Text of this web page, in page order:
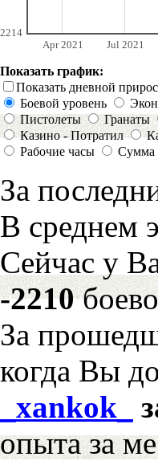
Apr 2021 Jul 2021
2214
Показать график:
Показать дневной
Боевой уровень
Пистолеты
Гранаты
Казино - Потратил
Рабочие часы
Сумма
За
В среднем
Сейчас у
-2210
За
когда Вы
_xankok_
опыта за